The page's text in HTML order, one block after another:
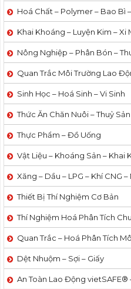
Hoá Chất – Polymer – Bao Bì –
Khai Khoáng – Luyện Kim – Xi
Nông Nghiệp – Phân Bón –
Quan Trắc Môi Trường Lao
Sinh Học – Hoá Sinh – Vi Sinh
Thức Ăn Chăn Nuôi – Thuỷ Sản
Thực Phẩm – Đồ Uống
Vật Liệu – Khoáng Sản – Khai
Xăng – Dầu – LPG – Khí CNG –
Thiết Bị Thí Nghiệm Cơ Bản
Thí Nghiệm Hoá Phân Tích
Quan Trắc – Hoá Phân Tích
Dệt Nhuộm – Sợi – Giấy
An Toàn Lao Động vietSAFE®